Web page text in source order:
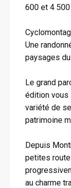
600 et 4
Une
paysages
Le grand
édition vous
variété de
patrimoine
Depuis
petites
au charme